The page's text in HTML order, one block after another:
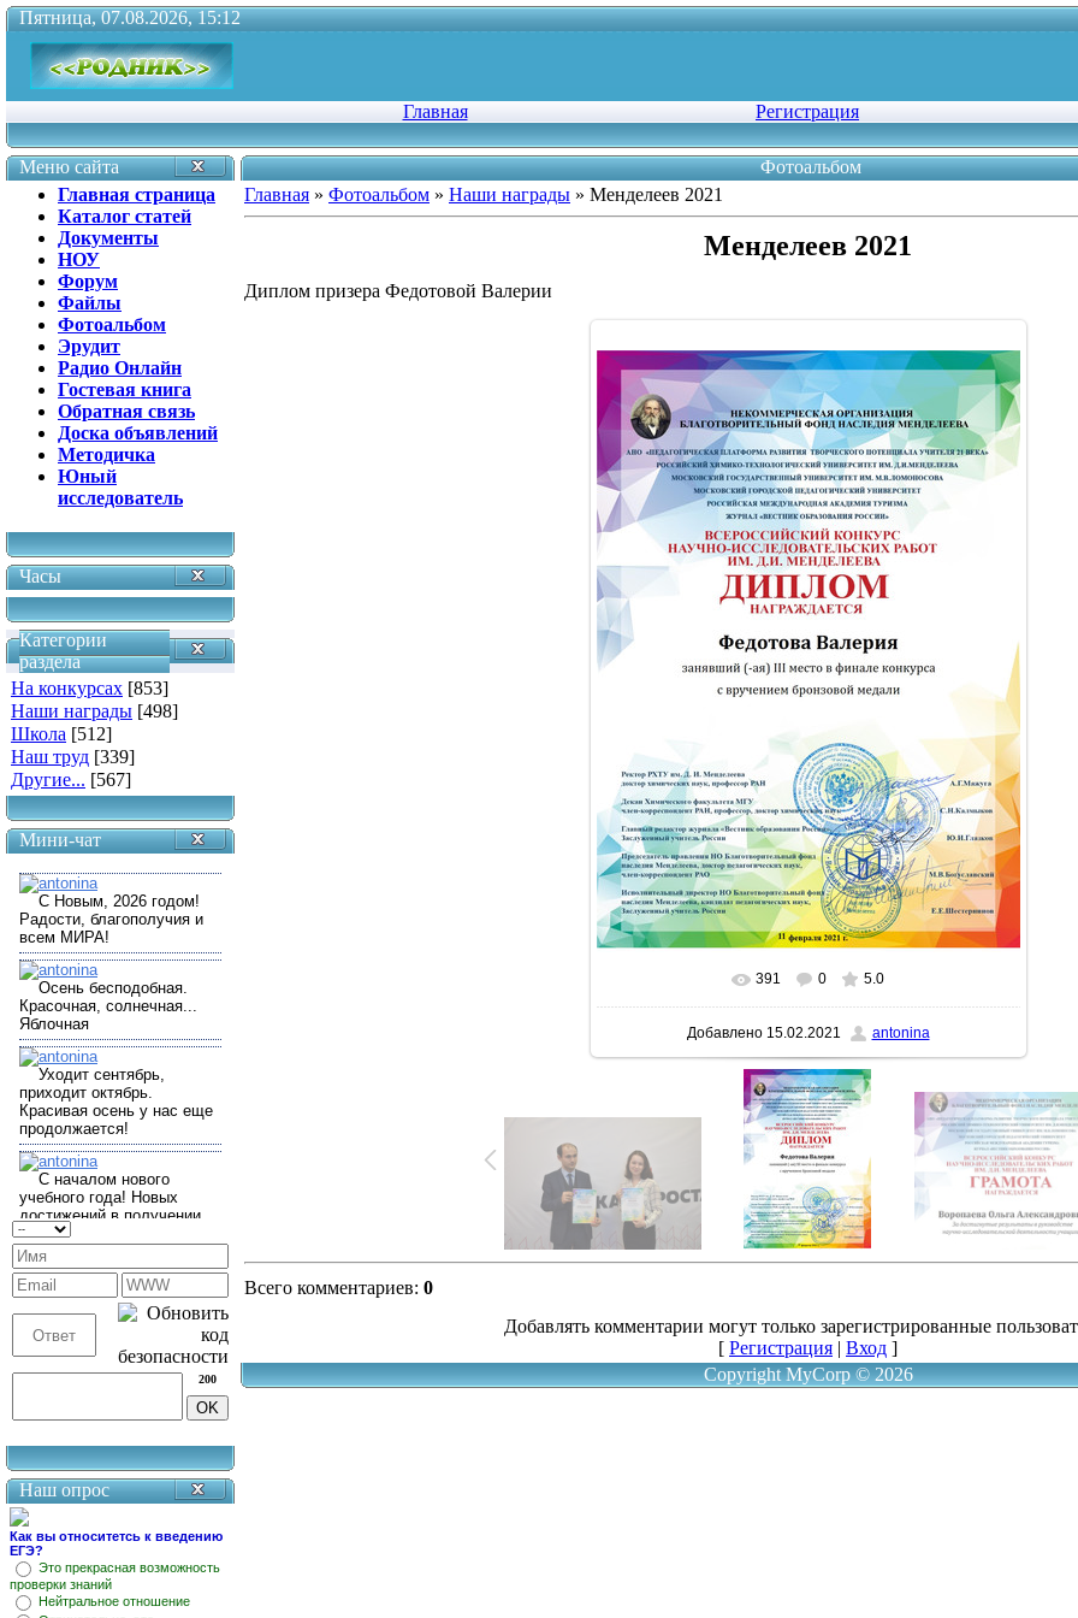
Пятница, 07.08.2026, 15:12
Главная Регистрация
Меню сайта
Главная страница
Каталог статей
Документы
НОУ
Форум
Файлы
Фотоальбом
Эрудит
Радио Онлайн
Гостевая книга
Обратная связь
Доска объявлений
Методичка
Юный
исследователь
Часы
Категории
раздела
На конкурсах [853]
Наши награды [498]
Школа [512]
Наш труд [339]
Другие... [567]
Мини-чат
200
Наш опрос
Как вы относитетсь к введению
ЕГЭ?
Это прекрасная возможность
проверки знаний
Нейтральное отношение
Фотоальбом
Главная » Фотоальбом » Наши награды » Менделеев 2021
Менделеев 2021
Диплом призера Федотовой Валерии
В реальном размере 1126x1600
391 0 5.0
Добавлено15.02.2021 antonina
Всего комментариев: 0
Добавлять комментарии могут только зарегистрированные
[ Регистрация | Вход ]
Copyright MyCorp © 2026